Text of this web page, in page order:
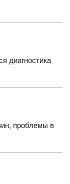
диагностика
проблемы в